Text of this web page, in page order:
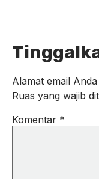
Alamat email
Ruas yang wajib
Komentar *